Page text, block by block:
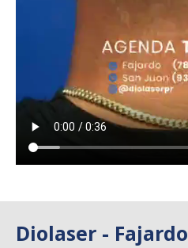
Diolaser - Fajardo